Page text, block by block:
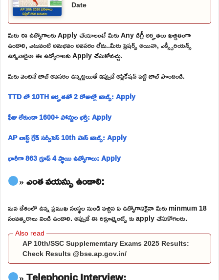
Date
మీరు ఈ ఉద్యోగాలకు Apply చేయాలంటే మీకు Any డిగ్రీ అర్హతలు ఖచ్చితంగా
ఉండాలి, ఎటువంటి అనుభవం అవసరం లేదు..మీరు ఫ్రెషర్స్ అయినా, ఎక్స్పీరియన్స్
ఉన్నవారైనా ఈ ఉద్యోగాలకు Apply చేసుకోవచ్చు.
మీకు వెంటనే జాబ్ అవసరం ఉన్నట్లయితే ఇప్పుడే అప్లికేషన్ పెట్టి జాబ్ పొందండి.
TTD లో 10TH అర్హతతో 2 రోజుల్లో జాబ్స్: Apply
ఫీజు లేకుండా 1600+ పోస్టుల భర్తీ: Apply
AP లాస్ట్ గ్రేడ్ సర్వీసెస్ 10th పాస్ జాబ్స్: Apply
భారీగా 863 గ్రూప్ 4 స్థాయి ఉద్యోగాలు: Apply
» ఎంత వయస్సు ఉండాలి:
మన దేశంలో ఉన్న ప్రముఖ సంస్థల నుండి వచ్చిన ఏ ఉద్యోగానికైనా మీకు minmum 18
సంవత్సరాలు నిండి ఉండాలి. అప్పుడే ఈ రిక్రూట్మెంట్స్ కు apply చేసుకోగలరు.
AP 10th/SSC Supplememtary Exams 2025 Results:
Check Results @bse.ap.gov.in/